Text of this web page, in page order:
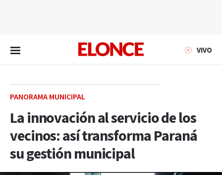
VIVO
PANORAMA MUNICIPAL
La innovación al servicio de los
vecinos: así transforma Paraná
su gestión municipal